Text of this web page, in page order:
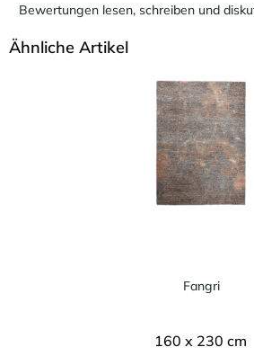
Bewertungen lesen, schreiben und
Ähnliche Artikel
Fangri
160 x 230 cm